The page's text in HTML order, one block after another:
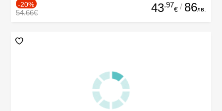
-20%
54.66€ 43.97
€ / 86лв.